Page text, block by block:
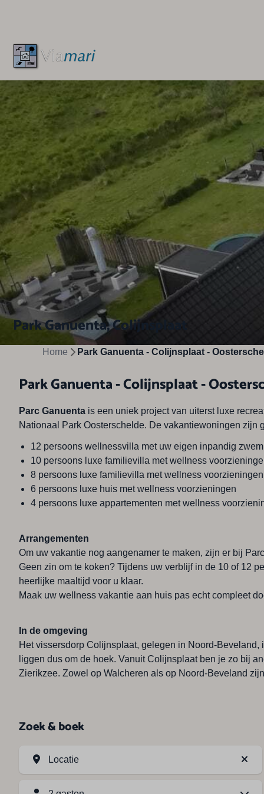
Park Ganuenta, Colijnsplaat
Home Park Ganuenta - Colijnsplaat -
Park Ganuenta - Colijnsplaat -
Parc Ganuenta is een uniek project van uiterst luxe
Nationaal Park Oosterschelde. De vakantiewoningen
12 persoons wellnessvilla met uw eigen inpandig
10 persoons luxe familievilla met wellness
8 persoons luxe familievilla met wellness voorzieningen
6 persoons luxe huis met wellness voorzieningen
4 persoons luxe appartementen met wellness
Arrangementen
Om uw vakantie nog aangenamer te maken, zijn er bij
Geen zin om te koken? Tijdens uw verblijf in de 10 of 12
heerlijke maaltijd voor u klaar.
Maak uw wellness vakantie aan huis pas echt compleet
In de omgeving
Het vissersdorp Colijnsplaat, gelegen in Noord-
liggen dus om de hoek. Vanuit Colijnsplaat ben je zo bij
Zierikzee. Zowel op Walcheren als op Noord-Beveland
Zoek & boek
Locatie